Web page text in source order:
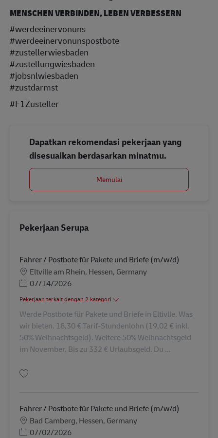
MENSCHEN VERBINDEN, LEBEN VERBESSERN
#werdeeinervonuns
#werdeeinervonunspostbote
#zustellerwiesbaden
#zustellungwiesbaden
#jobsnlwiesbaden
#zustdarmst
#F1Zusteller
Dapatkan rekomendasi pekerjaan yang
disesuaikan berdasarkan minatmu.
Memulai
Pekerjaan Serupa
Fahrer / Postbote für Pakete und Briefe (m/w/d)
LokasiEltville am Rhein, Hessen, Germany
Posted Date
07/14/2026
Pekerjaan terkait dengan 2 kategori
Werde Postbote für Pakete und Briefe in Eltivlle. Was
wir bieten. 18,30 € Tarif-Stundenlohn (19,02 € inkl.
50% Weihnachtsgeld). Weitere 50% Weihnachtsgeld
im November. Bis zu 332 € Urlaubsgeld. Du ...
Fahrer / Postbote für Pakete und Briefe (m/w/d)
LokasiBad Camberg, Hessen, Germany
Posted Date
07/02/2026